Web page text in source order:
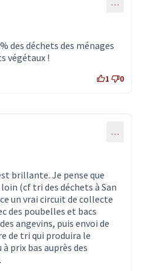
des déchets des ménages
végétaux !
1 0
…
brillante. Je pense que
(cf tri des déchets à San
un vrai circuit de collecte
des poubelles et bacs
angevins, puis envoi de
de tri qui produira le
prix bas auprès des